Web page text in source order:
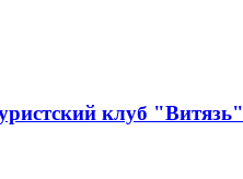
клуб "Витязь"